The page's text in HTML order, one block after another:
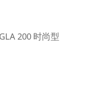
200 时尚型